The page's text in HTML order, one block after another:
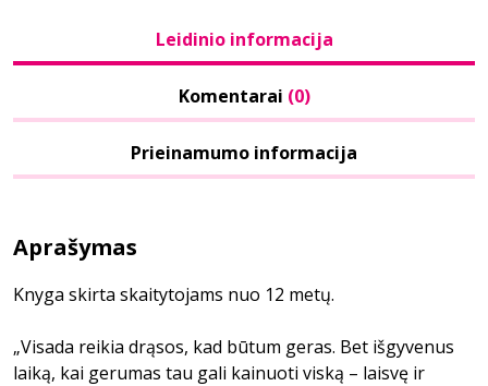
Leidinio informacija
Komentarai (0)
Prieinamumo informacija
Aprašymas
Knyga skirta skaitytojams nuo 12 metų.
„Visada reikia drąsos, kad būtum geras. Bet išgyvenus
laiką, kai gerumas tau gali kainuoti viską – laisvę ir